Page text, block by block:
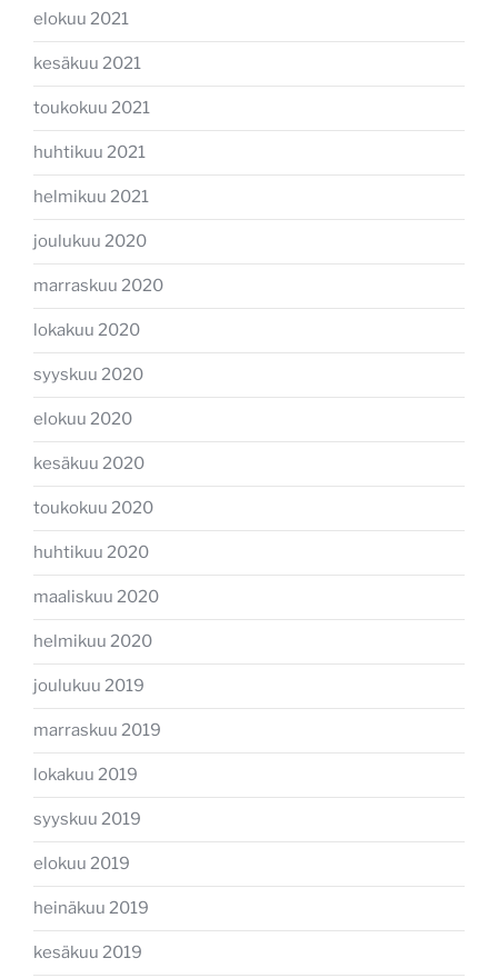
elokuu 2021
kesäkuu 2021
toukokuu 2021
huhtikuu 2021
helmikuu 2021
joulukuu 2020
marraskuu 2020
lokakuu 2020
syyskuu 2020
elokuu 2020
kesäkuu 2020
toukokuu 2020
huhtikuu 2020
maaliskuu 2020
helmikuu 2020
joulukuu 2019
marraskuu 2019
lokakuu 2019
syyskuu 2019
elokuu 2019
heinäkuu 2019
kesäkuu 2019